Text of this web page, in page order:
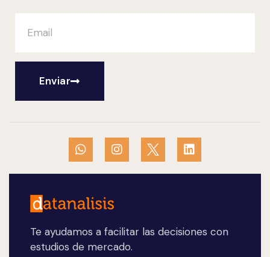
Te ayudamos a facilitar las decisiones con
estudios de mercado.
Enviar